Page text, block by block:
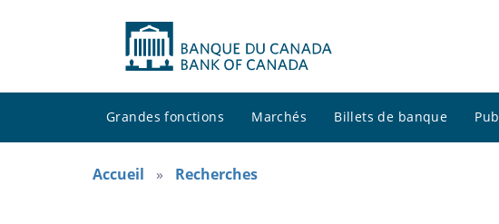
Grandes fonctions Marchés Billets de banque
Accueil Recherches